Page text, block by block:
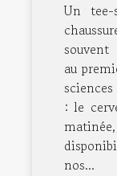
Un
souvent
au
: le
nos...